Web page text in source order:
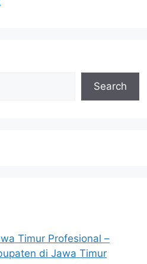
Search
Timur Profesional –
di Jawa Timur